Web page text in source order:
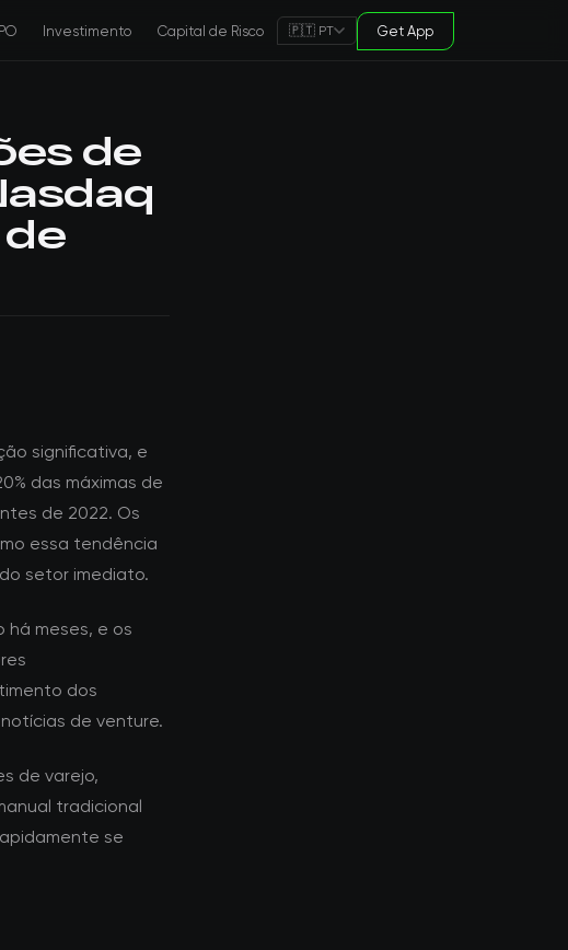
Investimento Capital de Risco 🇵🇹 PT Get App
de
significativa, e
das máximas de
de 2022. Os
essa tendência
setor imediato.
há meses, e os
dos
de venture.
de varejo,
tradicional
se